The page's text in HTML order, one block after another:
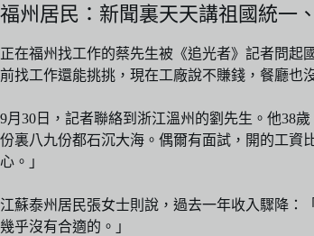
福州居民：新聞裏天天講祖國統一
正在福州找工作的蔡先生被《追光者》記者問起
前找工作還能挑挑，現在工廠說不賺錢，餐廳也
9月30日，記者聯絡到浙江溫州的劉先生。他38
份裏八九份都石沉大海。偶爾有面試，開的工資
心。」
江蘇泰州居民張女士則說，過去一年收入驟降：
幾乎沒有合適的。」